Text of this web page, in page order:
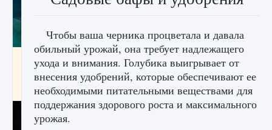
Как приручить существ из степей Тамура в
игре Creatures of Ava
9 августа 2024 1 164 0 0
Чтобы ваша черника процветала и давала
обильный урожай, она требует надлежащего
ухода и внимания. Голубика выигрывает от
внесения удобрений, которые обеспечивают ее
необходимыми питательными веществами для
поддержания здорового роста и максимального
урожая.